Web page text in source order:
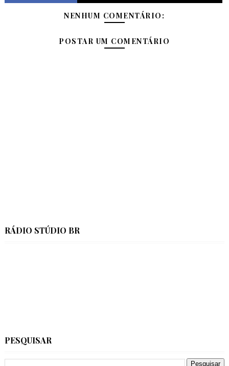
NENHUM COMENTÁRIO:
POSTAR UM COMENTÁRIO
RÁDIO STÚDIO BR
PESQUISAR